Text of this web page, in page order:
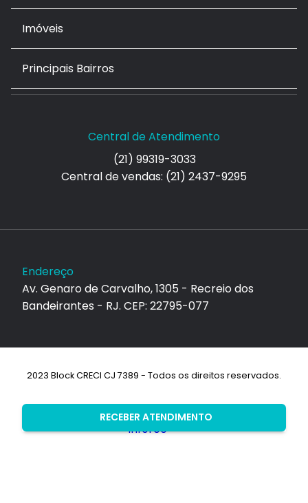
RECEBER ATENDIMENTO
Imóveis
Principais Bairros
Central de Atendimento
(21) 99319-3033
Central de vendas: (21) 2437-9295
Endereço
Av. Genaro de Carvalho, 1305 - Recreio dos
Bandeirantes - RJ. CEP: 22795-077
2023 Block CRECI CJ 7389 - Todos os direitos reservados.